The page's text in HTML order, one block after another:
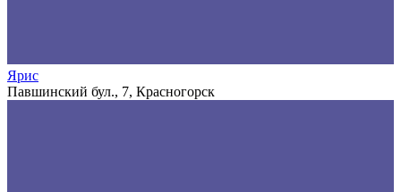
Ярис
Павшинский бул., 7, Красногорск